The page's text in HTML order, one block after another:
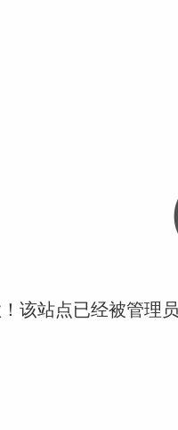
该站点已经被管理